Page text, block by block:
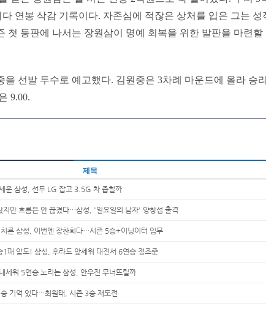
연봉 삭감 기록이다. 자존심에 적잖은 상처를 입은 그는 성
첫 등판에 나서는 장원삼이 명예 회복을 위한 발판을 마련할
을 선발 투수로 예고했다. 김원중은 3차례 마운드에 올라 승
9.00.
제목
운 삼성, 선두 LG 잡고 3.5G 차 좁힐까
지만 흐름은 안 끊겼다…삼성, '일요일의 남자' 양창섭 출격
른 삼성, 이번엔 장찬희다…시즌 5승+이닝이터 임무
패 압도! 삼성, 후라도 앞세워 대전서 6연승 정조준
세워 5연승 노리는 삼성, 안우진 무너뜨릴까
기억 있다…최원태, 시즌 3승 재도전